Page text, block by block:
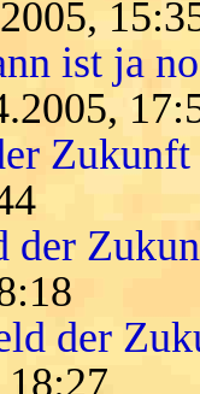
ist ja
der
der